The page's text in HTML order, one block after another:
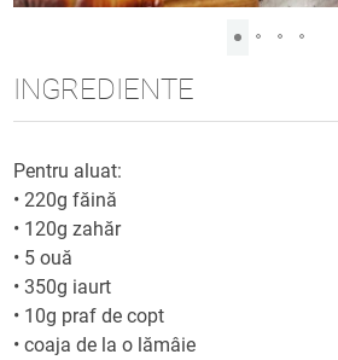
INGREDIENTE
Pentru aluat:
• 220g făină
• 120g zahăr
• 5 ouă
•350g iaurt
• 10g praf de copt
•coaja de la o lămâie